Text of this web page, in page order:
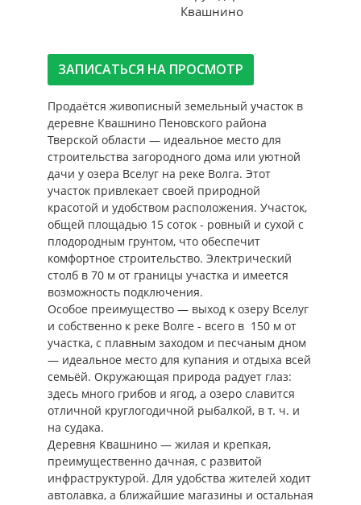
Квашнино
ЗАПИСАТЬСЯ НА ПРОСМОТР
Продаётся живописный земельный участок в
деревне Квашнино Пеновского района
Тверской области — идеальное место для
строительства загородного дома или уютной
дачи у озера Вселуг на реке Волга. Этот
участок привлекает своей природной
красотой и удобством расположения. Участок,
общей площадью 15 соток - ровный и сухой с
плодородным грунтом, что обеспечит
комфортное строительство. Электрический
столб в 70 м от границы участка и имеется
возможность подключения.
Особое преимущество — выход к озеру Вселуг
и собственно к реке Волге - всего в 150 м от
участка, с плавным заходом и песчаным дном
— идеальное место для купания и отдыха всей
семьёй. Окружающая природа радует глаз:
здесь много грибов и ягод, а озеро славится
отличной круглогодичной рыбалкой, в т. ч. и
на судака.
Деревня Квашнино — жилая и крепкая,
преимущественно дачная, с развитой
инфраструктурой. Для удобства жителей ходит
автолавка, а ближайшие магазины и остальная